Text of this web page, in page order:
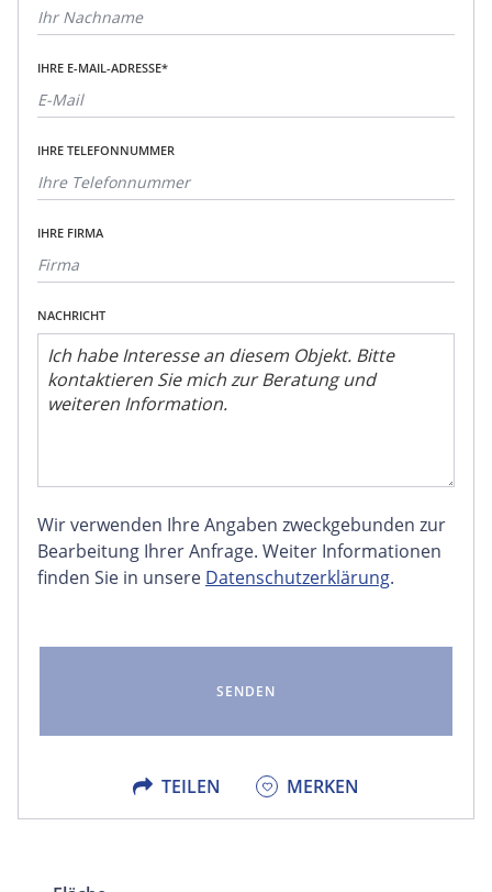
IHRE E-MAIL-ADRESSE*
IHRE TELEFONNUMMER
IHRE FIRMA
NACHRICHT
Wir verwenden Ihre Angaben zweckgebunden zur
Bearbeitung Ihrer Anfrage. Weiter Informationen
finden Sie in unsere Datenschutzerklärung.
TEILEN
FACEBOOK
X
MERKEN